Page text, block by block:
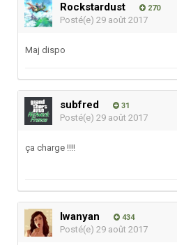
Rockstardust 270
Posté(e) 29 août 2017
Maj dispo
subfred 31
Posté(e) 29 août 2017
ça charge !!!!
Iwanyan 434
Posté(e) 29 août 2017